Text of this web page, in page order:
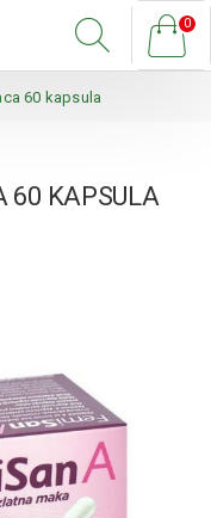
0
60 kapsula
60 KAPSULA